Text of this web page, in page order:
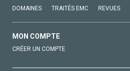
DOMAINES TRAITÉS EMC REVUES
MON COMPTE
CRÉER UN COMPTE